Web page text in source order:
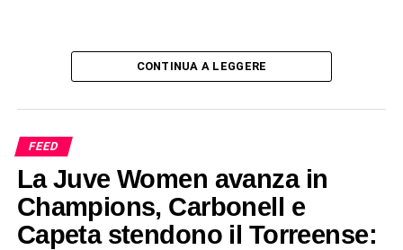
CONTINUA A LEGGERE
FEED
La Juve Women avanza in
Champions, Carbonell e
Capeta stendono il Torreense: